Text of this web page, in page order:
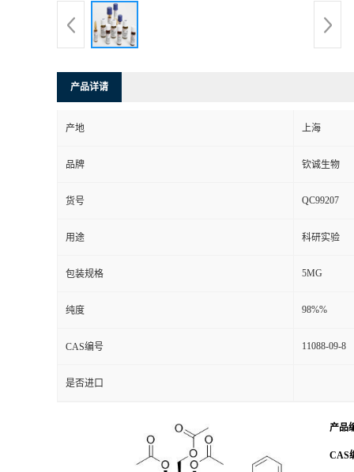
产品详请
产地 上海
品牌 钦诚生物
货号 QC99207
用途 科研实验
包装规格 5MG
纯度 98%%
CAS编号 11088-09-8
是否进口
产品
CAS